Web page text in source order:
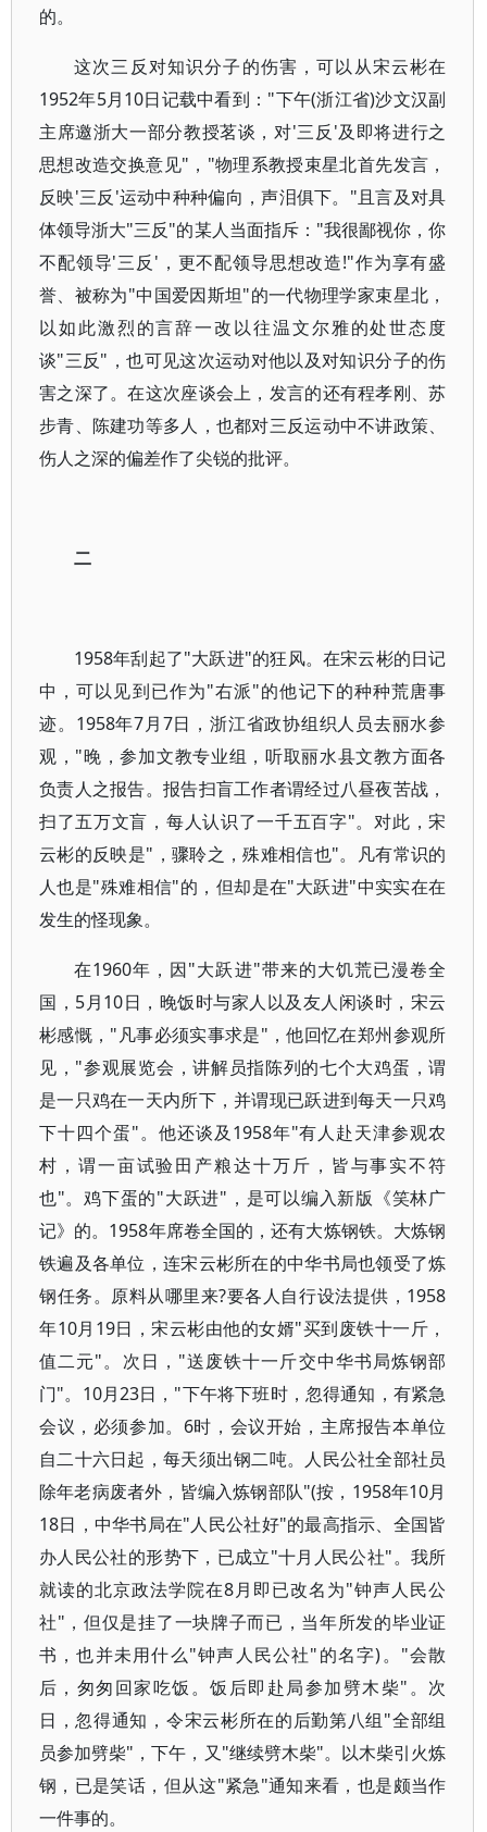
的。
这次三反对知识分子的伤害，可以从宋云彬在
1952年5月10日记载中看到："下午(浙江省)沙文汉副
主席邀浙大一部分教授茗谈，对'三反'及即将进行之
思想改造交换意见"，"物理系教授束星北首先发言，
反映'三反'运动中种种偏向，声泪俱下。"且言及对具
体领导浙大"三反"的某人当面指斥："我很鄙视你，你
不配领导'三反'，更不配领导思想改造!"作为享有盛
誉、被称为"中国爱因斯坦"的一代物理学家束星北，
以如此激烈的言辞一改以往温文尔雅的处世态度
谈"三反"，也可见这次运动对他以及对知识分子的伤
害之深了。在这次座谈会上，发言的还有程孝刚、苏
步青、陈建功等多人，也都对三反运动中不讲政策、
伤人之深的偏差作了尖锐的批评。
二
1958年刮起了"大跃进"的狂风。在宋云彬的日记
中，可以见到已作为"右派"的他记下的种种荒唐事
迹。1958年7月7日，浙江省政协组织人员去丽水参
观，"晚，参加文教专业组，听取丽水县文教方面各
负责人之报告。报告扫盲工作者谓经过八昼夜苦战，
扫了五万文盲，每人认识了一千五百字"。对此，宋
云彬的反映是"，骤聆之，殊难相信也"。凡有常识的
人也是"殊难相信"的，但却是在"大跃进"中实实在在
发生的怪现象。
在1960年，因"大跃进"带来的大饥荒已漫卷全
国，5月10日，晚饭时与家人以及友人闲谈时，宋云
彬感慨，"凡事必须实事求是"，他回忆在郑州参观所
见，"参观展览会，讲解员指陈列的七个大鸡蛋，谓
是一只鸡在一天内所下，并谓现已跃进到每天一只鸡
下十四个蛋"。他还谈及1958年"有人赴天津参观农
村，谓一亩试验田产粮达十万斤，皆与事实不符
也"。鸡下蛋的"大跃进"，是可以编入新版《笑林广
记》的。1958年席卷全国的，还有大炼钢铁。大炼钢
铁遍及各单位，连宋云彬所在的中华书局也领受了炼
钢任务。原料从哪里来?要各人自行设法提供，1958
年10月19日，宋云彬由他的女婿"买到废铁十一斤，
值二元"。次日，"送废铁十一斤交中华书局炼钢部
门"。10月23日，"下午将下班时，忽得通知，有紧急
会议，必须参加。6时，会议开始，主席报告本单位
自二十六日起，每天须出钢二吨。人民公社全部社员
除年老病废者外，皆编入炼钢部队"(按，1958年10月
18日，中华书局在"人民公社好"的最高指示、全国皆
办人民公社的形势下，已成立"十月人民公社"。我所
就读的北京政法学院在8月即已改名为"钟声人民公
社"，但仅是挂了一块牌子而已，当年所发的毕业证
书，也并未用什么"钟声人民公社"的名字)。"会散
后，匆匆回家吃饭。饭后即赴局参加劈木柴"。次
日，忽得通知，令宋云彬所在的后勤第八组"全部组
员参加劈柴"，下午，又"继续劈木柴"。以木柴引火炼
钢，已是笑话，但从这"紧急"通知来看，也是颇当作
一件事的。